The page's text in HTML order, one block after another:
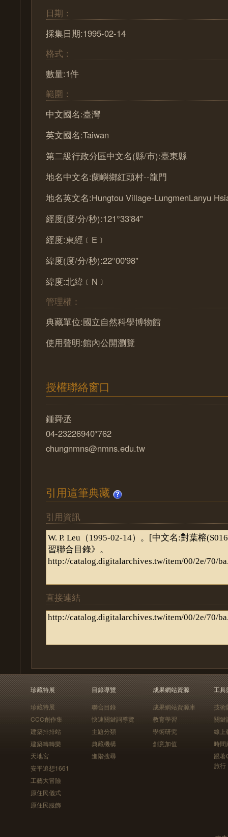
日期：
採集日期:1995-02-14
格式：
數量:1件
範圍：
中文國名:臺灣
英文國名:Taiwan
第二級行政分區中文名(縣/市):臺東縣
地名中文名:蘭嶼鄉紅頭村--龍門
地名英文名:Hungtou Village-LungmenLanyu
經度(度/分/秒):121°33'84"
經度:東經﹝E﹞
緯度(度/分/秒):22°00'98"
緯度:北緯﹝N﹞
管理權：
典藏單位:國立自然科學博物館
使用聲明:館內公開瀏覽
授權聯絡窗口
鍾舜丞
04-23226940*762
chungnmns@nmns.edu.tw
引用這筆典藏
引用資訊
直接連結
珍藏特展
珍藏特展
CCC創作集
建築排排站
建築轉轉樂
天地宮
安平追想1661
工藝大冒險
原住民儀式
原住民服飾
目錄導覽
聯合目錄
快速關鍵詞導覽
主題分類
典藏機構
進階搜尋
成果網站資源
成果網站資源庫
教育學習
學術研究
創意加值
工具
技術
關鍵
線上
時間
跟
旅行